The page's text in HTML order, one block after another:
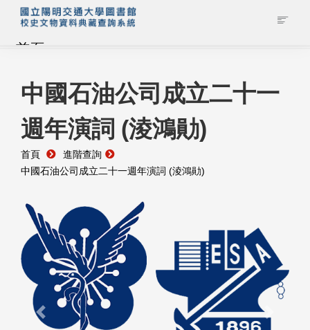
首頁
藏品查詢
校史館簡介
藏品清單全覽
資料調閱申請
管理者登入
中國石油公司成立二十一
週年演詞 (淩鴻勛)
首頁
進階查詢
中國石油公司成立二十一週年演詞 (淩鴻勛)
Previous Next